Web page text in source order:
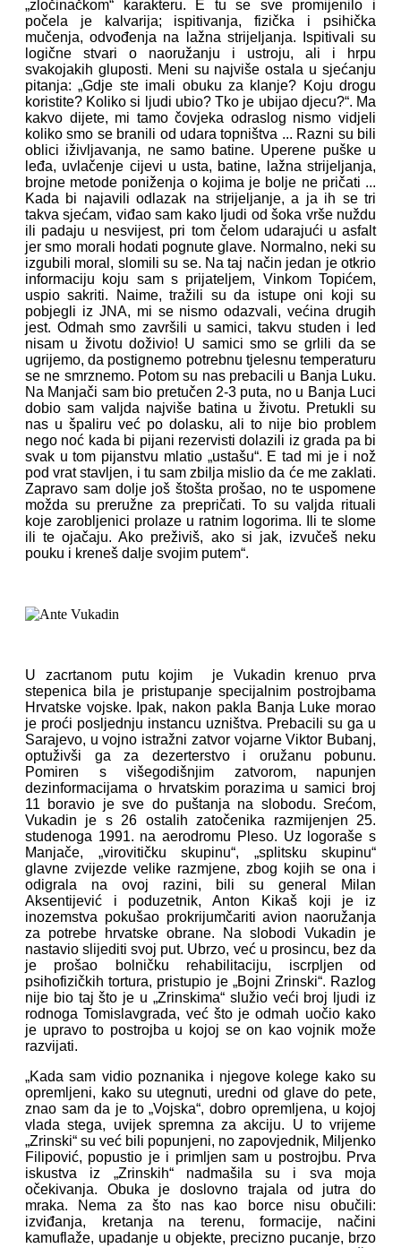
„zločinačkom“ karakteru. E tu se sve promijenilo i
počela je kalvarija; ispitivanja, fizička i psihička
mučenja, odvođenja na lažna strijeljanja. Ispitivali su
logične stvari o naoružanju i ustroju, ali i hrpu
svakojakih gluposti. Meni su najviše ostala u sjećanju
pitanja: „Gdje ste imali obuku za klanje? Koju drogu
koristite? Koliko si ljudi ubio? Tko je ubijao djecu?“. Ma
kakvo dijete, mi tamo čovjeka odraslog nismo vidjeli
koliko smo se branili od udara topništva ... Razni su bili
oblici iživljavanja, ne samo batine. Uperene puške u
leđa, uvlačenje cijevi u usta, batine, lažna strijeljanja,
brojne metode poniženja o kojima je bolje ne pričati ...
Kada bi najavili odlazak na strijeljanje, a ja ih se tri
takva sjećam, viđao sam kako ljudi od šoka vrše nuždu
ili padaju u nesvijest, pri tom čelom udarajući u asfalt
jer smo morali hodati pognute glave. Normalno, neki su
izgubili moral, slomili su se. Na taj način jedan je otkrio
informaciju koju sam s prijateljem, Vinkom Topićem,
uspio sakriti. Naime, tražili su da istupe oni koji su
pobjegli iz JNA, mi se nismo odazvali, većina drugih
jest. Odmah smo završili u samici, takvu studen i led
nisam u životu doživio! U samici smo se grlili da se
ugrijemo, da postignemo potrebnu tjelesnu temperaturu
se ne smrznemo. Potom su nas prebacili u Banja Luku.
Na Manjači sam bio pretučen 2-3 puta, no u Banja Luci
dobio sam valjda najviše batina u životu. Pretukli su
nas u špaliru već po dolasku, ali to nije bio problem
nego noć kada bi pijani rezervisti dolazili iz grada pa bi
svak u tom pijanstvu mlatio „ustašu“. E tad mi je i nož
pod vrat stavljen, i tu sam zbilja mislio da će me zaklati.
Zapravo sam dolje još štošta prošao, no te uspomene
možda su preružne za prepričati. To su valjda rituali
koje zarobljenici prolaze u ratnim logorima. Ili te slome
ili te ojačaju. Ako preživiš, ako si jak, izvučeš neku
pouku i kreneš dalje svojim putem“.
U zacrtanom putu kojim je Vukadin krenuo prva
stepenica bila je pristupanje specijalnim postrojbama
Hrvatske vojske. Ipak, nakon pakla Banja Luke morao
je proći posljednju instancu uzništva. Prebacili su ga u
Sarajevo, u vojno istražni zatvor vojarne Viktor Bubanj,
optuživši ga za dezerterstvo i oružanu pobunu.
Pomiren s višegodišnjim zatvorom, napunjen
dezinformacijama o hrvatskim porazima u samici broj
11 boravio je sve do puštanja na slobodu. Srećom,
Vukadin je s 26 ostalih zatočenika razmijenjen 25.
studenoga 1991. na aerodromu Pleso. Uz logoraše s
Manjače, „virovitičku skupinu“, „splitsku skupinu“
glavne zvijezde velike razmjene, zbog kojih se ona i
odigrala na ovoj razini, bili su general Milan
Aksentijević i poduzetnik, Anton Kikaš koji je iz
inozemstva pokušao prokrijumčariti avion naoružanja
za potrebe hrvatske obrane. Na slobodi Vukadin je
nastavio slijediti svoj put. Ubrzo, već u prosincu, bez da
je prošao bolničku rehabilitaciju, iscrpljen od
psihofizičkih tortura, pristupio je „Bojni Zrinski“. Razlog
nije bio taj što je u „Zrinskima“ služio veći broj ljudi iz
rodnoga Tomislavgrada, već što je odmah uočio kako
je upravo to postrojba u kojoj se on kao vojnik može
razvijati.
„Kada sam vidio poznanika i njegove kolege kako su
opremljeni, kako su utegnuti, uredni od glave do pete,
znao sam da je to „Vojska“, dobro opremljena, u kojoj
vlada stega, uvijek spremna za akciju. U to vrijeme
„Zrinski“ su već bili popunjeni, no zapovjednik, Miljenko
Filipović, popustio je i primljen sam u postrojbu. Prva
iskustva iz „Zrinskih“ nadmašila su i sva moja
očekivanja. Obuka je doslovno trajala od jutra do
mraka. Nema za što nas kao borce nisu obučili:
izviđanja, kretanja na terenu, formacije, načini
kamuflaže, upadanje u objekte, precizno pucanje, brzo